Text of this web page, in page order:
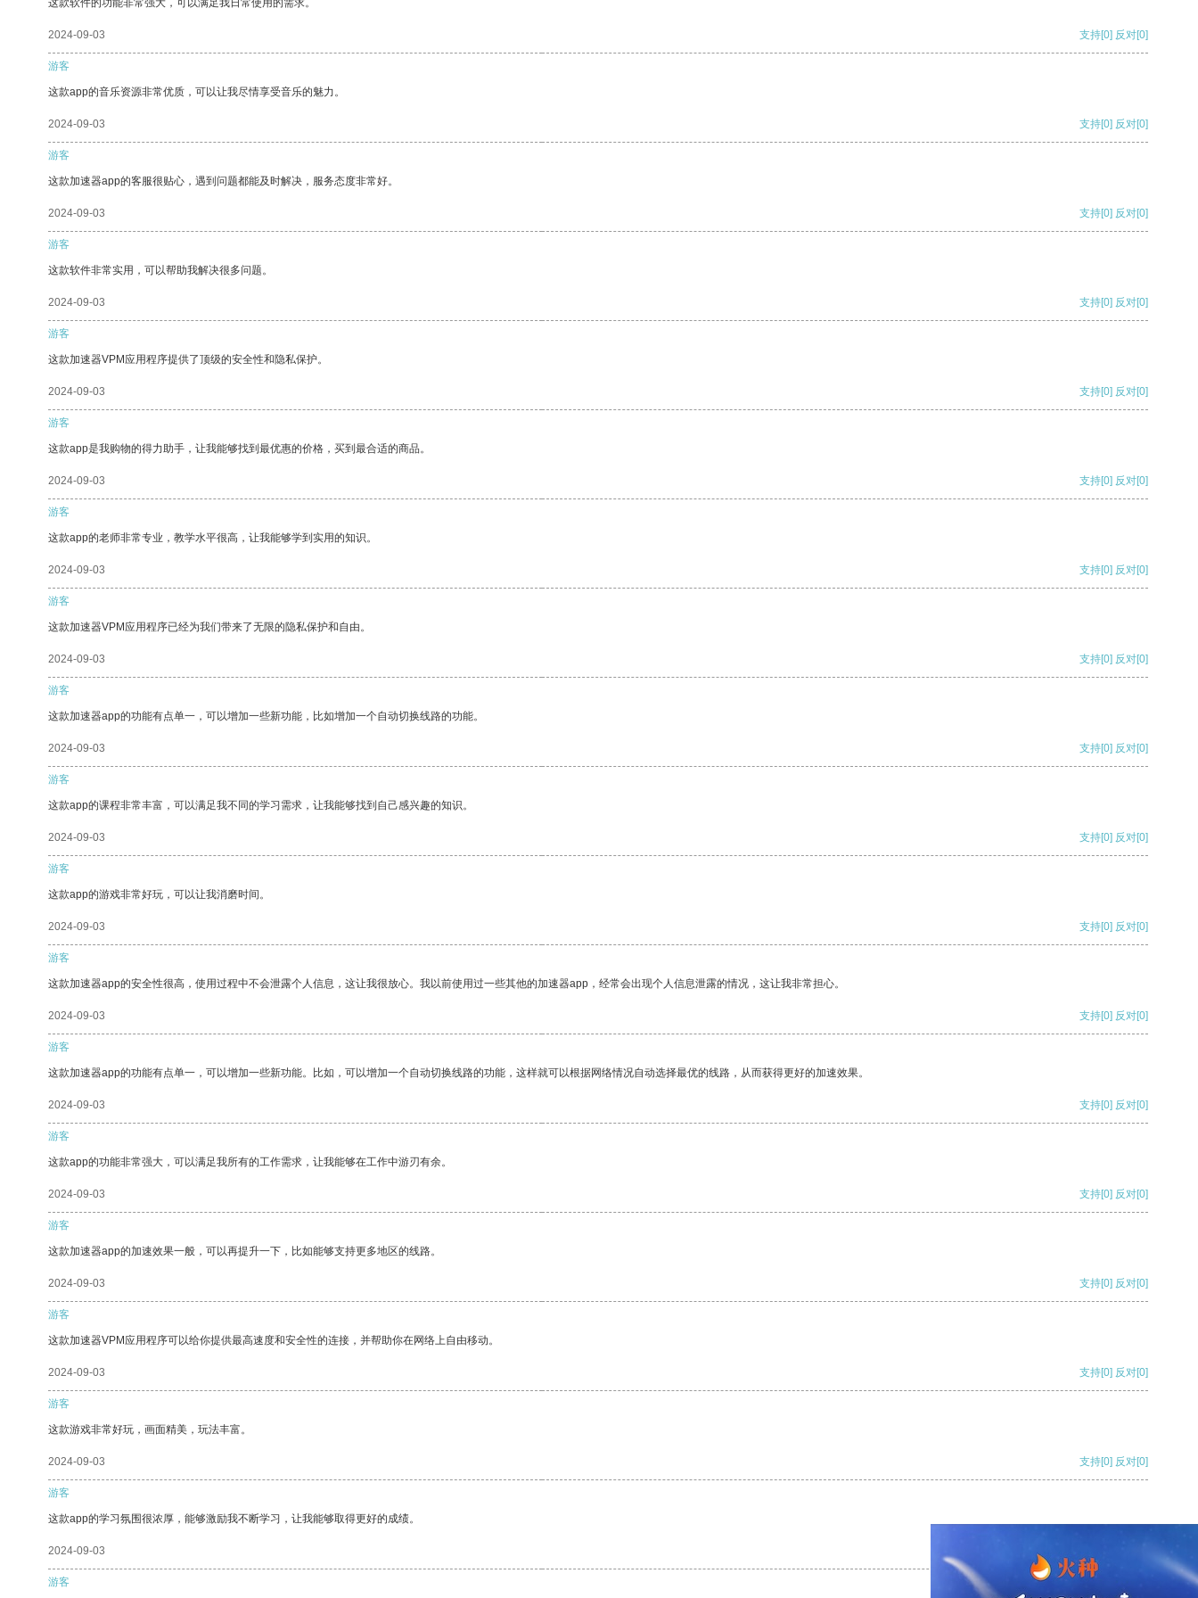
这款软件的功能非常强大，可以满足我日常使用的需求。
2024-09-03 支持[0] 反对[0]
游客
这款app的音乐资源非常优质，可以让我尽情享受音乐的魅力。
2024-09-03 支持[0] 反对[0]
游客
这款加速器app的客服很贴心，遇到问题都能及时解决，服务态度非常好。
2024-09-03 支持[0] 反对[0]
游客
这款软件非常实用，可以帮助我解决很多问题。
2024-09-03 支持[0] 反对[0]
游客
这款加速器VPM应用程序提供了顶级的安全性和隐私保护。
2024-09-03 支持[0] 反对[0]
游客
这款app是我购物的得力助手，让我能够找到最优惠的价格，买到最合适的商品。
2024-09-03 支持[0] 反对[0]
游客
这款app的老师非常专业，教学水平很高，让我能够学到实用的知识。
2024-09-03 支持[0] 反对[0]
游客
这款加速器VPM应用程序已经为我们带来了无限的隐私保护和自由。
2024-09-03 支持[0] 反对[0]
游客
这款加速器app的功能有点单一，可以增加一些新功能，比如增加一个自动切换线路的功能。
2024-09-03 支持[0] 反对[0]
游客
这款app的课程非常丰富，可以满足我不同的学习需求，让我能够找到自己感兴趣的知识。
2024-09-03 支持[0] 反对[0]
游客
这款app的游戏非常好玩，可以让我消磨时间。
2024-09-03 支持[0] 反对[0]
游客
这款加速器app的安全性很高，使用过程中不会泄露个人信息，这让我很放心。我以前使用过一些其他的加速器app，经常会出现个人信息泄露的情况，这让我非常担心。
2024-09-03 支持[0] 反对[0]
游客
这款加速器app的功能有点单一，可以增加一些新功能。比如，可以增加一个自动切换线路的功能，这样就可以根据网络情况自动选择最优的线路，从而获得更好的加速效果。
2024-09-03 支持[0] 反对[0]
游客
这款app的功能非常强大，可以满足我所有的工作需求，让我能够在工作中游刃有余。
2024-09-03 支持[0] 反对[0]
游客
这款加速器app的加速效果一般，可以再提升一下，比如能够支持更多地区的线路。
2024-09-03 支持[0] 反对[0]
游客
这款加速器VPM应用程序可以给你提供最高速度和安全性的连接，并帮助你在网络上自由移动。
2024-09-03 支持[0] 反对[0]
游客
这款游戏非常好玩，画面精美，玩法丰富。
2024-09-03 支持[0] 反对[0]
游客
这款app的学习氛围很浓厚，能够激励我不断学习，让我能够取得更好的成绩。
2024-09-03
游客